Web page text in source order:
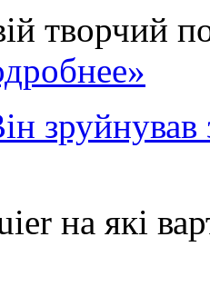
творчий
на які